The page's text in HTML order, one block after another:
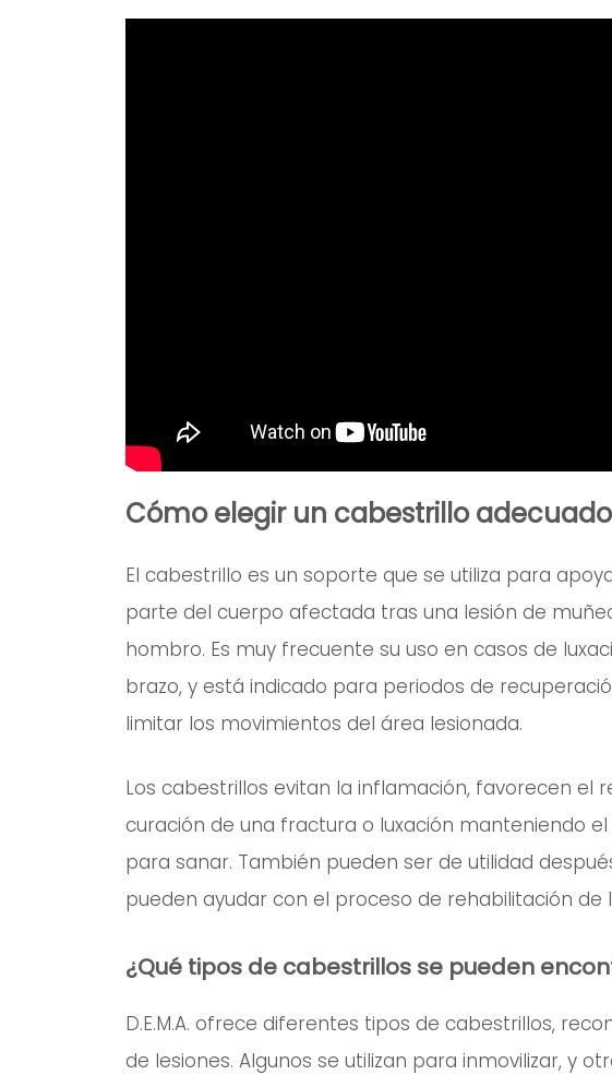
Cómo elegir un cabestrillo
El cabestrillo es un soporte que se utiliza para
parte del cuerpo afectada tras una lesión de
hombro. Es muy frecuente su uso en casos de
brazo, y está indicado para periodos de
limitar los movimientos del área lesionada.
Los cabestrillos evitan la inflamación, favorecen el
curación de una fractura o luxación manteniendo
para sanar. También pueden ser de utilidad
pueden ayudar con el proceso de rehabilitación de
¿Qué tipos de cabestrillos se pueden
D.E.M.A. ofrece diferentes tipos de cabestrillos,
de lesiones. Algunos se utilizan para inmovilizar, y